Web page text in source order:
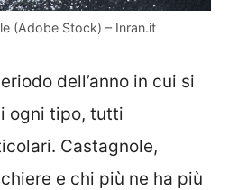
(Adobe Stock) – Inran.it
dell’anno in cui si
ogni tipo, tutti
Castagnole,
e chi più ne ha più